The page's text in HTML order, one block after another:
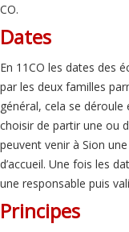
CO.
Dates
En 11CO les dates des
par les deux familles
général, cela se
choisir de partir une ou
peuvent venir à Sion
d’accueil. Une fois les
une responsable puis
Principes